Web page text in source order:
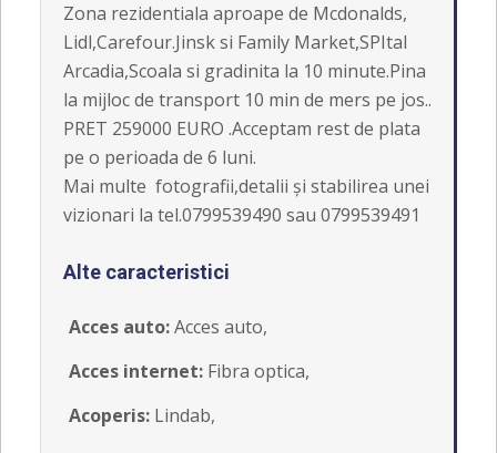
Zona rezidentiala aproape de Mcdonalds,
Lidl,Carefour.Jinsk si Family Market,SPItal
Arcadia,Scoala si gradinita la 10 minute.Pina
la mijloc de transport 10 min de mers pe jos..
PRET 259000 EURO .Acceptam rest de plata
pe o perioada de 6 luni.
Mai multe fotografii,detalii și stabilirea unei
vizionari la tel.0799539490 sau 0799539491
Alte caracteristici
Acces auto:Acces auto,
Acces internet: Fibra optica,
Acoperis: Lindab,